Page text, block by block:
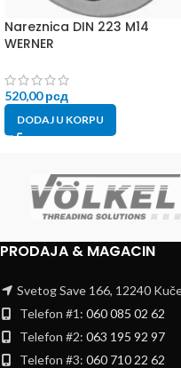
Nareznica DIN 223 M14
WERNER
520,00рсд
DODAJ U KORPU
PRODAJA & MAGACIN
Svetog Save 166, 12240
Telefon #1: 060 085 02 62
Telefon #2: 063 195 92 97
Telefon #3: 060 710 22 62